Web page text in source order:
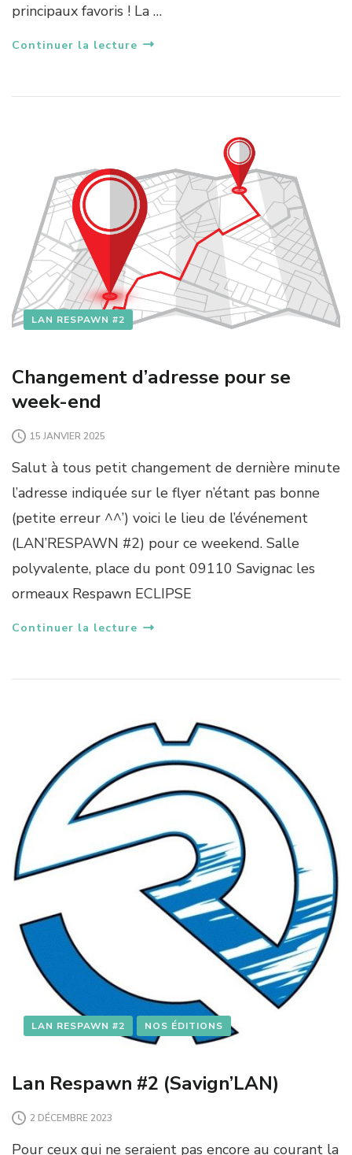
principaux favoris ! La …
Continuer la lecture
LAN RESPAWN #2
Changement d’adresse pour se
week-end
15 JANVIER 2025
Salut à tous petit changement de dernière minute
l’adresse indiquée sur le flyer n’étant pas bonne
(petite erreur ^^’) voici le lieu de l’événement
(LAN’RESPAWN #2) pour ce weekend. Salle
polyvalente, place du pont 09110 Savignac les
ormeaux Respawn ECLIPSE
Continuer la lecture
LAN RESPAWN #2 NOS ÉDITIONS
Lan Respawn #2 (Savign’LAN)
2 DÉCEMBRE 2023
Pour ceux qui ne seraient pas encore au courant la